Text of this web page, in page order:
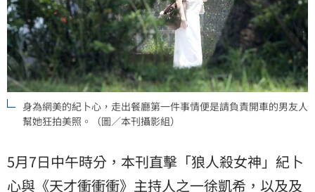
身為網美的紀卜心，走出餐廳第一件事情便是請負責開車的男友人
幫她狂拍美照。（圖／本刊攝影組）
5月7日中午時分，本刊直擊「狼人殺女神」紀卜
心與《天才衝衝衝》主持人之一徐凱希，以及及